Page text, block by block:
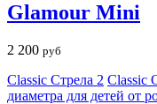
Glamour Mini
2 200 руб
Classic Стрела 2 Classic
диаметра для детей от